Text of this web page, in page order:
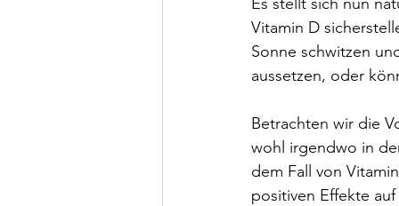
Vitamin D
Sonne schwitzen
aussetzen, oder
Betrachten wir die
wohl irgendwo in
dem Fall von
positiven Effekte